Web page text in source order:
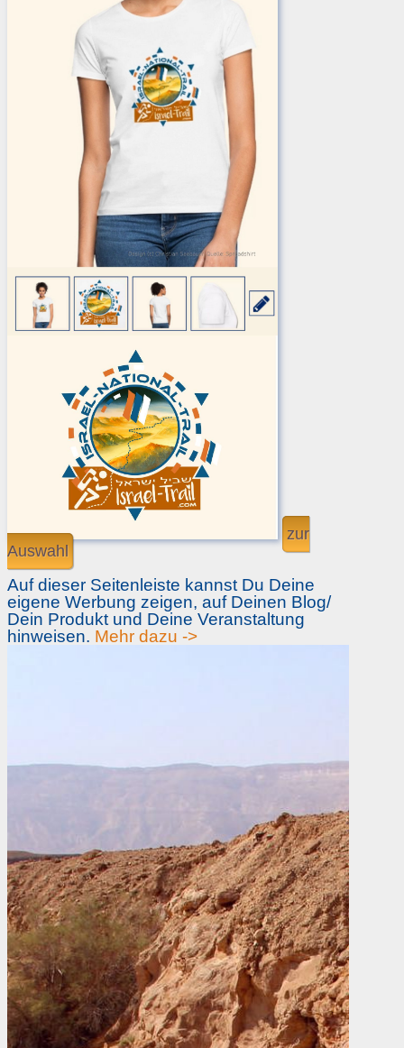
zur
Auswahl
Auf dieser Seitenleiste kannst Du Deine
eigene Werbung zeigen, auf Deinen Blog/
Dein Produkt und Deine Veranstaltung
hinweisen. Mehr dazu ->